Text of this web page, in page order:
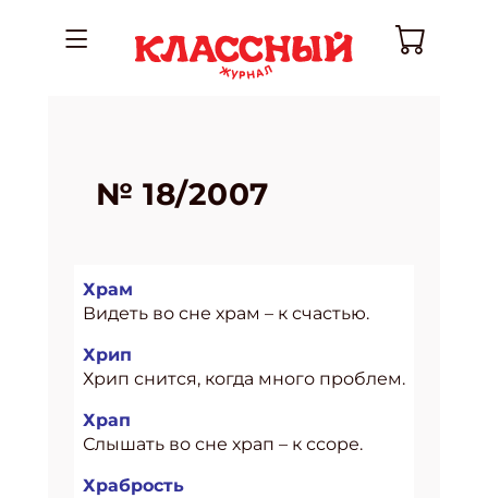
№ 18/2007
Храм
Видеть во сне храм – к счастью.
Хрип
Хрип снится, когда много проблем.
Храп
Слышать во сне храп – к ссоре.
Храбрость